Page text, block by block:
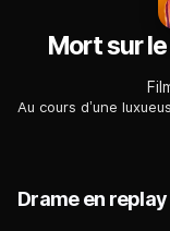
Mort sur le
Drame en replay